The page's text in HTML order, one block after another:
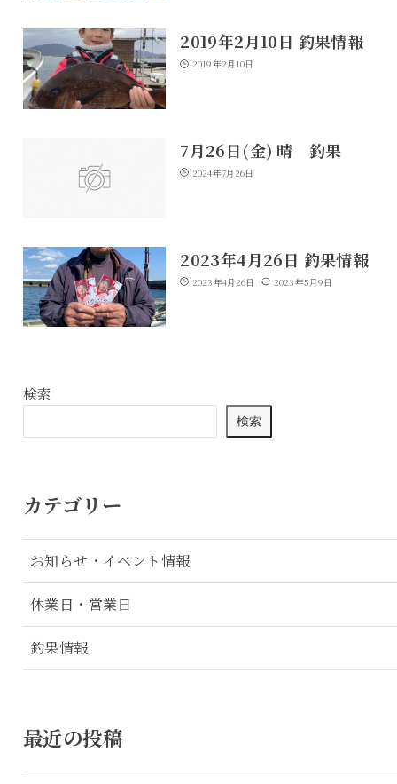
2019年2月10日 釣果情報
2019年2月10日
7月26日(金) 晴 釣果
2024年7月26日
2023年4月26日 釣果情報
2023年4月26日 2023年5月9日
検索
検索
カテゴリー
お知らせ・イベント情報
休業日・営業日
釣果情報
最近の投稿